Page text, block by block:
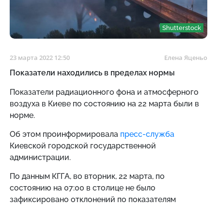
Shutterstock
23 марта 2022 12:50 Елена Яценьо
Показатели находились в пределах нормы
Показатели радиационного фона и атмосферного
воздуха в Киеве по состоянию на 22 марта были в
норме.
Об этом проинформировала пресс-служба
Киевской городской государственной
администрации.
По данным КГГА, во вторник, 22 марта, по
состоянию на 07:00 в столице не было
зафиксировано отклонений по показателям